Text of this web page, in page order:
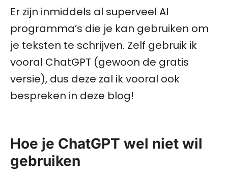
Er zijn inmiddels al superveel AI
programma’s die je kan gebruiken om
je teksten te schrijven. Zelf gebruik ik
vooral ChatGPT (gewoon de gratis
versie), dus deze zal ik vooral ook
bespreken in deze blog!
Hoe je ChatGPT wel niet wil
gebruiken